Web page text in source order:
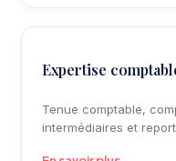
Expertise
Tenue comptable,
intermédiaires et